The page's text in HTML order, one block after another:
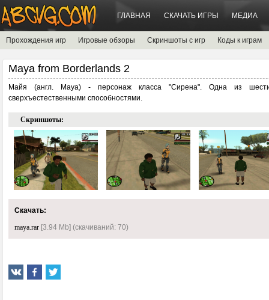
ГЛАВНАЯ СКАЧАТЬ ИГРЫ МЕДИА
Прохождения игр Игровые обзоры Скриншоты с игр Коды к играм
Maya from Borderlands 2
Майя (англ. Maya) - персонаж класса "Сирена". Одна из
сверхъестественными способностями.
Скриншоты:
Скачать:
maya.rar [3.94 Mb] (cкачиваний: 70)